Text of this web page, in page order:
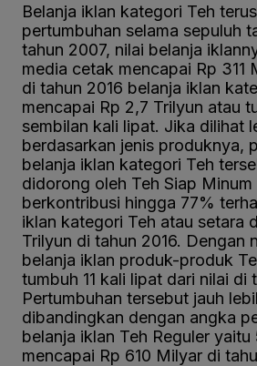
Belanja iklan kategori Teh
pertumbuhan selama sepuluh
tahun 2007, nilai belanja
media cetak mencapai Rp 311
di tahun 2016 belanja iklan
mencapai Rp 2,7 Trilyun atau
sembilan kali lipat. Jika dilihat
berdasarkan jenis produknya,
belanja iklan kategori Teh
didorong oleh Teh Siap Minum
berkontribusi hingga 77%
iklan kategori Teh atau setara
Trilyun di tahun 2016. Dengan
belanja iklan produk-produk
tumbuh 11 kali lipat dari nilai di
Pertumbuhan tersebut jauh
dibandingkan dengan angka
belanja iklan Teh Reguler
mencapai Rp 610 Milyar di